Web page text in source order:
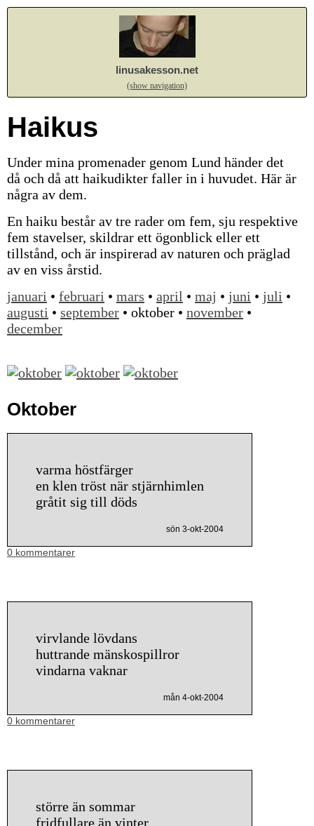
linusakesson.net
(show navigation)
Haikus
Under mina promenader genom Lund händer det
då och då att haikudikter faller in i huvudet. Här är
några av dem.
En haiku består av tre rader om fem, sju respektive
fem stavelser, skildrar ett ögonblick eller ett
tillstånd, och är inspirerad av naturen och präglad
av en viss årstid.
januari • februari • mars • april • maj • juni • juli •
augusti • september • oktober • november •
december
Oktober
varma höstfärger
en klen tröst när stjärnhimlen
gråtit sig till döds
sön 3-okt-2004
0 kommentarer
virvlande lövdans
huttrande mänskospillror
vindarna vaknar
mån 4-okt-2004
0 kommentarer
större än sommar
fridfullare än vinter